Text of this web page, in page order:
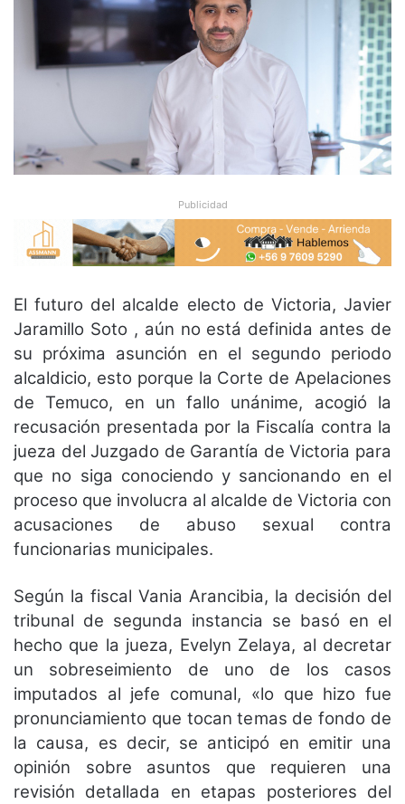
Publicidad
El futuro del alcalde electo de Victoria, Javier
Jaramillo Soto , aún no está definida antes de
su próxima asunción en el segundo periodo
alcaldicio, esto porque la Corte de Apelaciones
de Temuco, en un fallo unánime, acogió la
recusación presentada por la Fiscalía contra la
jueza del Juzgado de Garantía de Victoria para
que no siga conociendo y sancionando en el
proceso que involucra al alcalde de Victoria con
acusaciones de abuso sexual contra
funcionarias municipales.
Según la fiscal Vania Arancibia, la decisión del
tribunal de segunda instancia se basó en el
hecho que la jueza, Evelyn Zelaya, al decretar
un sobreseimiento de uno de los casos
imputados al jefe comunal, «lo que hizo fue
pronunciamiento que tocan temas de fondo de
la causa, es decir, se anticipó en emitir una
opinión sobre asuntos que requieren una
revisión detallada en etapas posteriores del